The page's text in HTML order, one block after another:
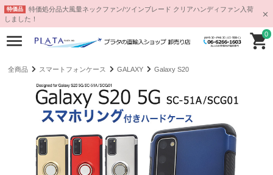
特価品
特価処分品大風量ネックファン/ツインブレード クリアハンディファン入荷
しました！
0
全商品 スマートフォンケース GALAXY Galaxy S20